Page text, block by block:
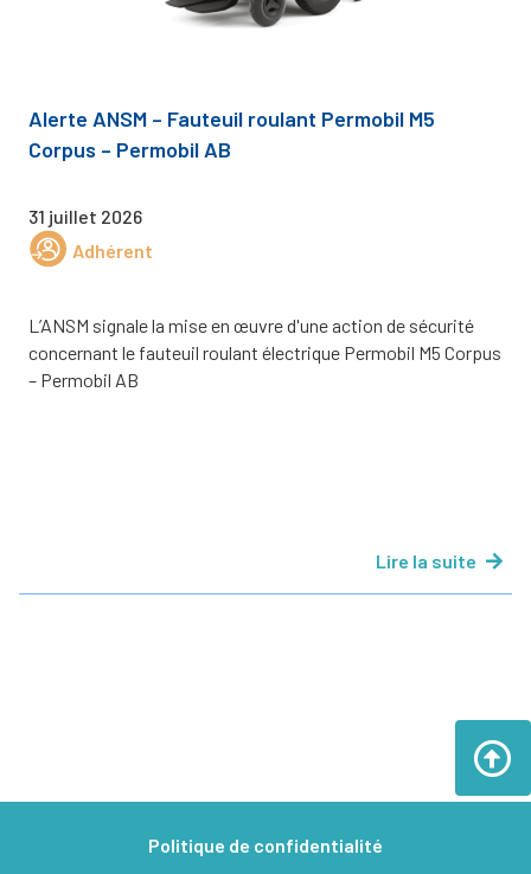
Alerte ANSM – Fauteuil roulant Permobil M5
Corpus – Permobil AB
31 juillet 2026
Adhérent
L’ANSM signale la mise en œuvre d'une action de sécurité
concernant le fauteuil roulant électrique Permobil M5 Corpus
– Permobil AB
Lire la suite
Politique de confidentialité